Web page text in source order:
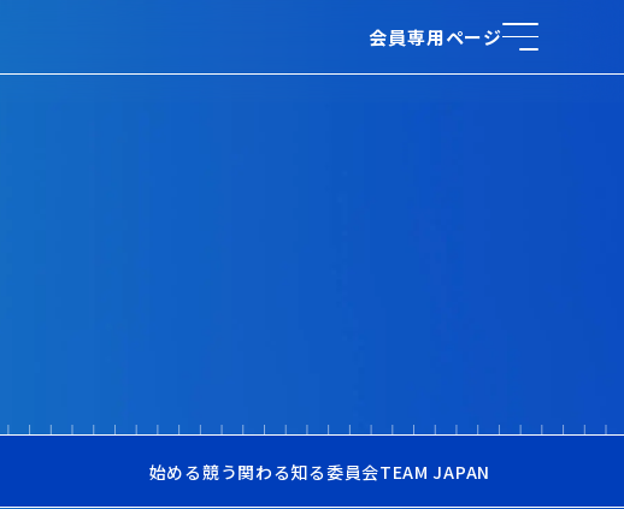
会員専用ページ
始める競う関わる知る委員会TEAM JAPAN